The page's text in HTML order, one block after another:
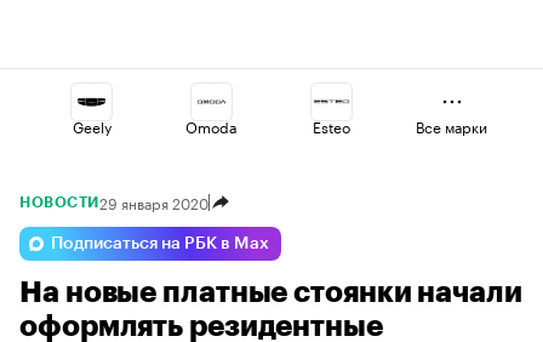
Geely Omoda Esteo
Voyah Lada
Changan Jaecoo Haval
Все марки
НОВОСТИ 29 января 2020
Подписаться на РБК в Max
На новые платные стоянки начали
оформлять резидентные